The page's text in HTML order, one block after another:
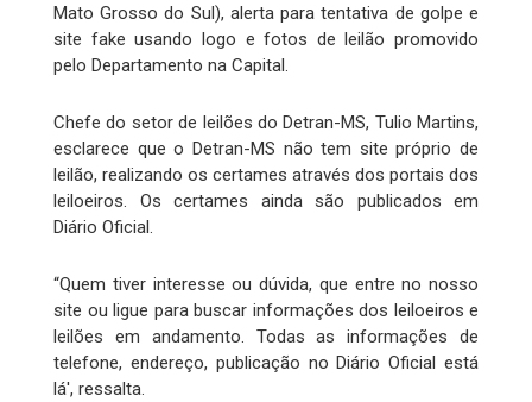
Mato Grosso do Sul), alerta para tentativa de golpe e
site fake usando logo e fotos de leilão promovido
pelo Departamento na Capital.
Chefe do setor de leilões do Detran-MS, Tulio Martins,
esclarece que o Detran-MS não tem site próprio de
leilão, realizando os certames através dos portais dos
leiloeiros. Os certames ainda são publicados em
Diário Oficial.
“Quem tiver interesse ou dúvida, que entre no nosso
site ou ligue para buscar informações dos leiloeiros e
leilões em andamento. Todas as informações de
telefone, endereço, publicação no Diário Oficial está
lá', ressalta.